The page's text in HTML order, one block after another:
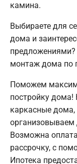
камина.
Выбираете для
дома и
предложениями?
монтаж дома по
Поможем
постройку
каркасные
организовываем
Возможна
рассрочку, с
Ипотека